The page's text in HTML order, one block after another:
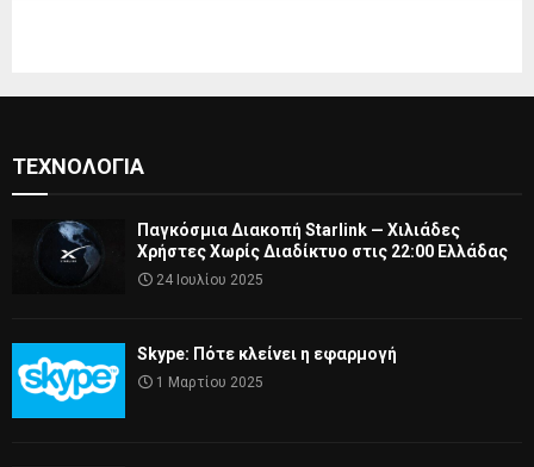
ΤΕΧΝΟΛΟΓΊΑ
Παγκόσμια Διακοπή Starlink — Χιλιάδες
Χρήστες Χωρίς Διαδίκτυο στις 22:00 Ελλάδας
24 Ιουλίου 2025
Skype: Πότε κλείνει η εφαρμογή
1 Μαρτίου 2025